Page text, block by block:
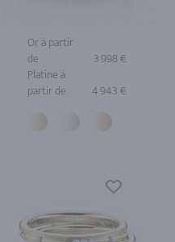
Or à partir
de
3 998 €
Platine à
partir de
4 943 €